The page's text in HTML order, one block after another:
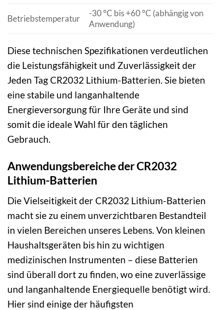
Betriebstemperatur
-30 °C bis +60 °C (abhängig von
Anwendung)
Diese technischen Spezifikationen verdeutlichen
die Leistungsfähigkeit und Zuverlässigkeit der
Jeden Tag CR2032 Lithium-Batterien. Sie bieten
eine stabile und langanhaltende
Energieversorgung für Ihre Geräte und sind
somit die ideale Wahl für den täglichen
Gebrauch.
Anwendungsbereiche der CR2032
Lithium-Batterien
Die Vielseitigkeit der CR2032 Lithium-Batterien
macht sie zu einem unverzichtbaren Bestandteil
in vielen Bereichen unseres Lebens. Von kleinen
Haushaltsgeräten bis hin zu wichtigen
medizinischen Instrumenten – diese Batterien
sind überall dort zu finden, wo eine zuverlässige
und langanhaltende Energiequelle benötigt wird.
Hier sind einige der häufigsten